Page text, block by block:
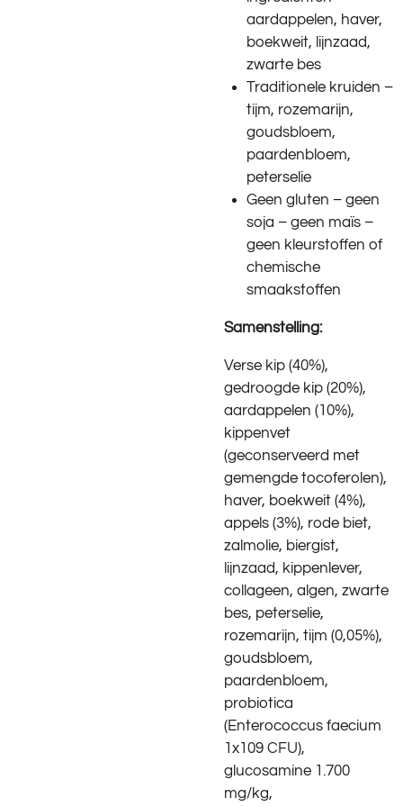
aardappelen, haver,
boekweit, lijnzaad,
zwarte bes
Traditionele kruiden –
tijm, rozemarijn,
goudsbloem,
paardenbloem,
peterselie
Geen gluten – geen
soja – geen maïs –
geen kleurstoffen of
chemische
smaakstoffen
Samenstelling:
Verse kip (40%),
gedroogde kip (20%),
aardappelen (10%),
kippenvet
(geconserveerd met
gemengde tocoferolen),
haver, boekweit (4%),
appels (3%), rode biet,
zalmolie, biergist,
lijnzaad, kippenlever,
collageen, algen, zwarte
bes, peterselie,
rozemarijn, tijm (0,05%),
goudsbloem,
paardenbloem,
probiotica
(Enterococcus faecium
1x109 CFU),
glucosamine 1.700
mg/kg,